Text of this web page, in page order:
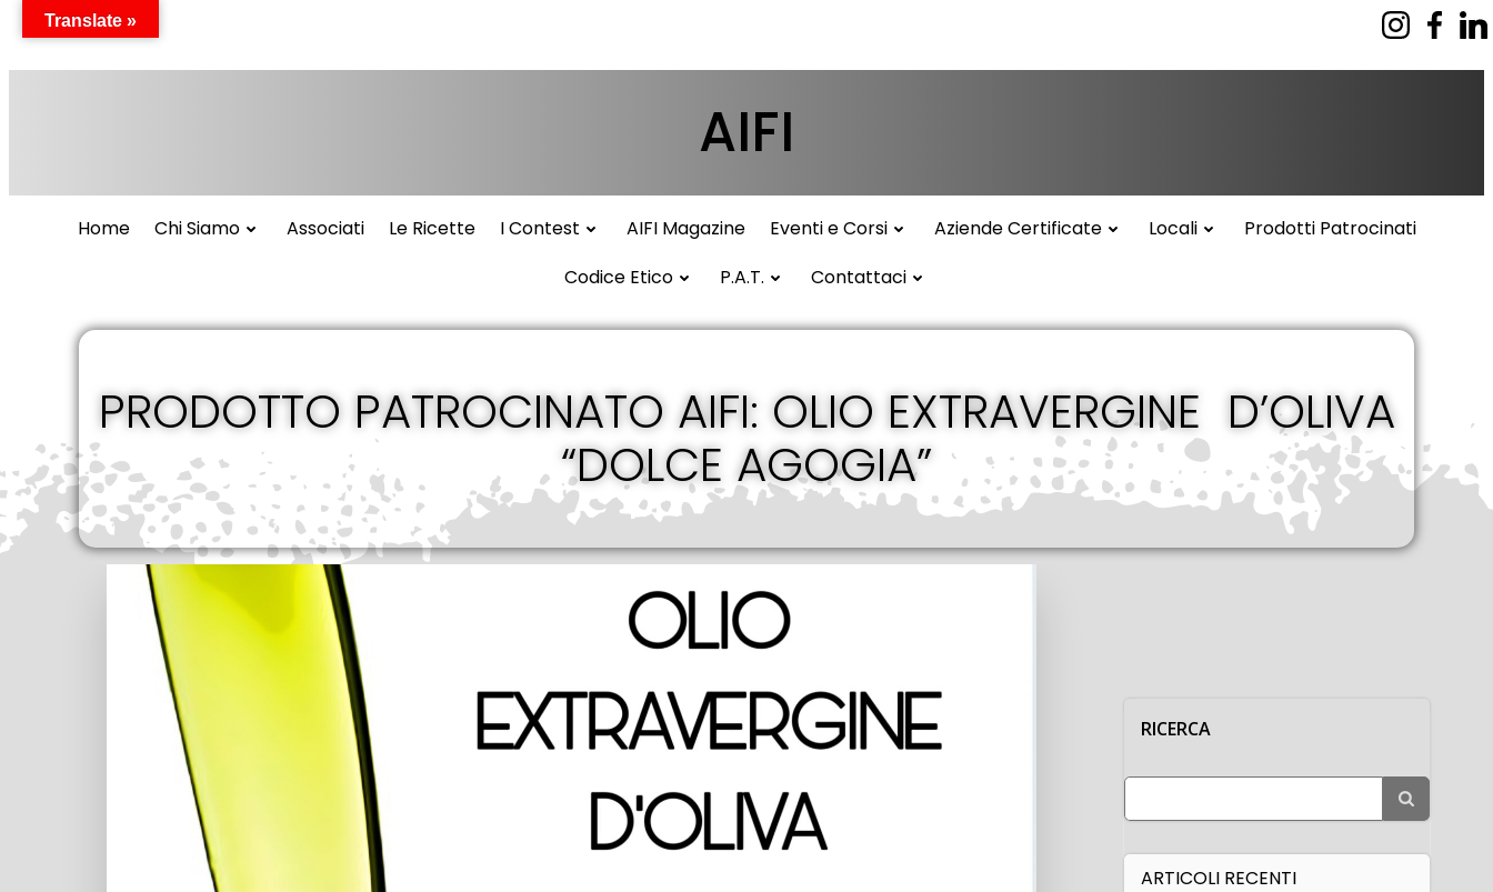
contenuto
AIFI
Home Chi Siamo Associati Le Ricette I Contest AIFI Magazine Eventi e Corsi Aziende Certificate Locali
Prodotti Patrocinati
Codice Etico
P.A.T. Contattaci
PRODOTTO PATROCINATO AIFI: OLIO EXTRAVERGINE D’OLIVA
“DOLCE AGOGIA”
RICERCA
Search
for:
ARTICOLI RECENTI
Translate »